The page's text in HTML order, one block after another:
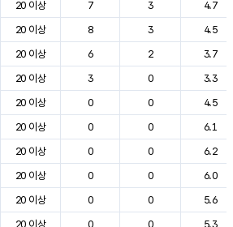
20 이상 7 3
4.7
20 이상 8 3
4.5
20 이상 6 2
3.7
20 이상 3 0
3.3
20 이상 0 0
4.5
20 이상 0 0
6.1
20 이상 0 0
6.2
20 이상 0 0
6.0
20 이상 0 0
5.6
20 이상 0 0
5.3